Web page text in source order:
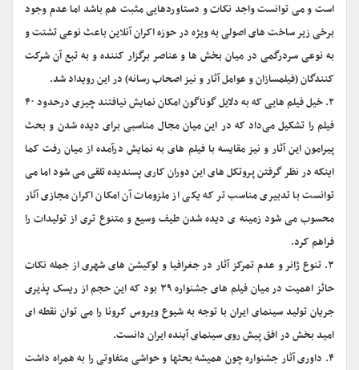
است و می توانست واجد نکات و دستاوردهایی مثبت هم باشد اما عدم وجود
برخی زیر ساخت های اصولی به ویژه در حوزه اکران آنلاین باعث نوعی تشتت و
به نوعی سردرگمی در میان بخش ها و عناصر برگزار کننده و به تبع آن شرکت
کنندگان (فیلمسازان و عوامل آثار و نیز اصحاب رسانه) در این رویداد شد.
۲. خیل فیلم هایی که به دلایل گوناگون امکان نمایش نیافتند چیزی درحدود ۴۰
فیلم را تشکیل می‌داد که در این میان مجال مناسبی برای دیده شدن و بحث
پیرامون این آثار و نیز مقایسه با فیلم های به نمایش درآمده از میان رفت کما
اینکه در نظر گرفتن پروتکل های این دوران کاری پسندیده تلقی می شود اما می
توانست با تدبیری مناسب تر که یکی از ملزومات آن امکان اکران مجازی آثار
محسوب می شود زمینه ی دیده شدن طیف وسیع و متنوع تری از تولیدات را
فراهم کرد.
۳. تنوع ژانر و عدم تمرکز آثار در جغرافیا و لوکیشن های شهری از جمله نکات
حائز اهمیت در میان فیلم های جشنواره ۳۹ بود که این حجم از ریسک پذیری
جریان تولید سینمای ایران با توجه به شیوع ویروس کرونا را می توان نقطه ای
امید بخش در افق پیش روی سینمای آینده ایران دانست.
۴. داوری آثار جشنواره چون همیشه بحثها و حواشی متفاوتی را به همراه داشت